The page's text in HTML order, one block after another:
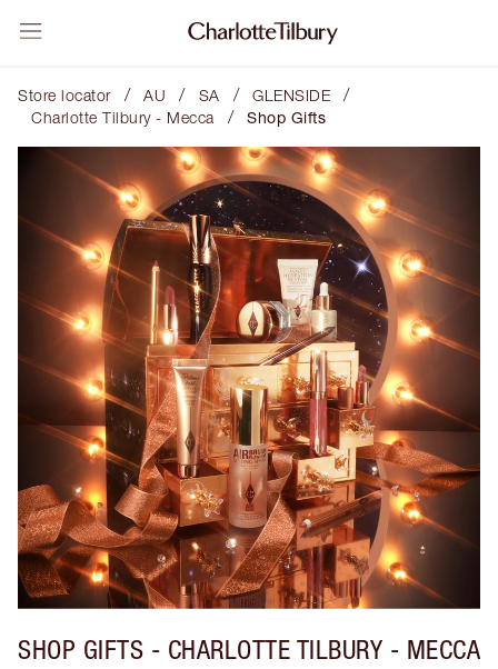
Store locator / AU / SA / GLENSIDE /
Charlotte Tilbury - Mecca / Shop Gifts
SHOP GIFTS - CHARLOTTE TILBURY - MECCA